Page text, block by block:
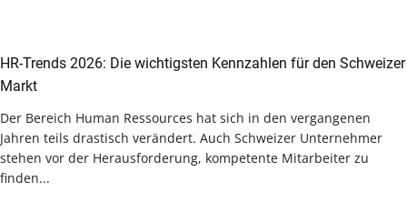
HR-Trends 2026: Die wichtigsten Kennzahlen für den Schweizer
Markt
Der Bereich Human Ressources hat sich in den vergangenen
Jahren teils drastisch verändert. Auch Schweizer Unternehmer
stehen vor der Herausforderung, kompetente Mitarbeiter zu
finden...